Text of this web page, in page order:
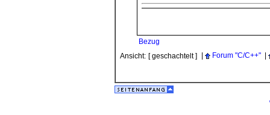
Bezug
Ansicht: [ geschachtelt ] Forum "C/C++"